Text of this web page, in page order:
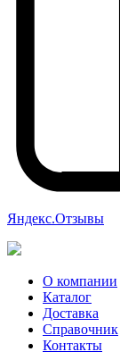
Яндекс.Отзывы
О компании
Каталог
Доставка
Справочник
Контакты